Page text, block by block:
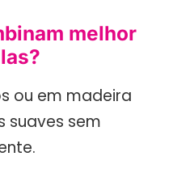
melhor
ou em madeira
suaves sem